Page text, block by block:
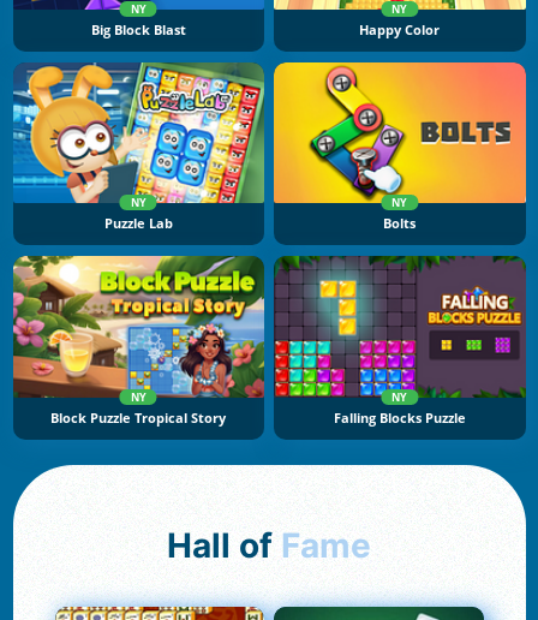
NY
Big Block Blast
NY
Happy Color
NY
Puzzle Lab
NY
Bolts
NY
Block Puzzle Tropical Story
NY
Falling Blocks Puzzle
Hall of Fame